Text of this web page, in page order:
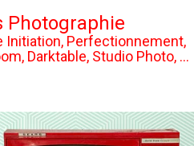
Photographie
Initiation, Perfectionnement,
Darktable, Studio Photo, ...